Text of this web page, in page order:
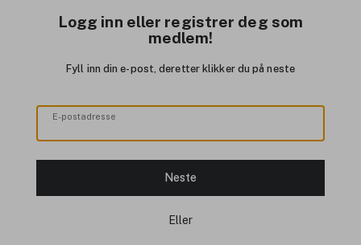
Logg inn eller registrer deg som
medlem!
Fyll inn din e-post, deretter klikker du på neste
E-postadresse
Neste
Eller